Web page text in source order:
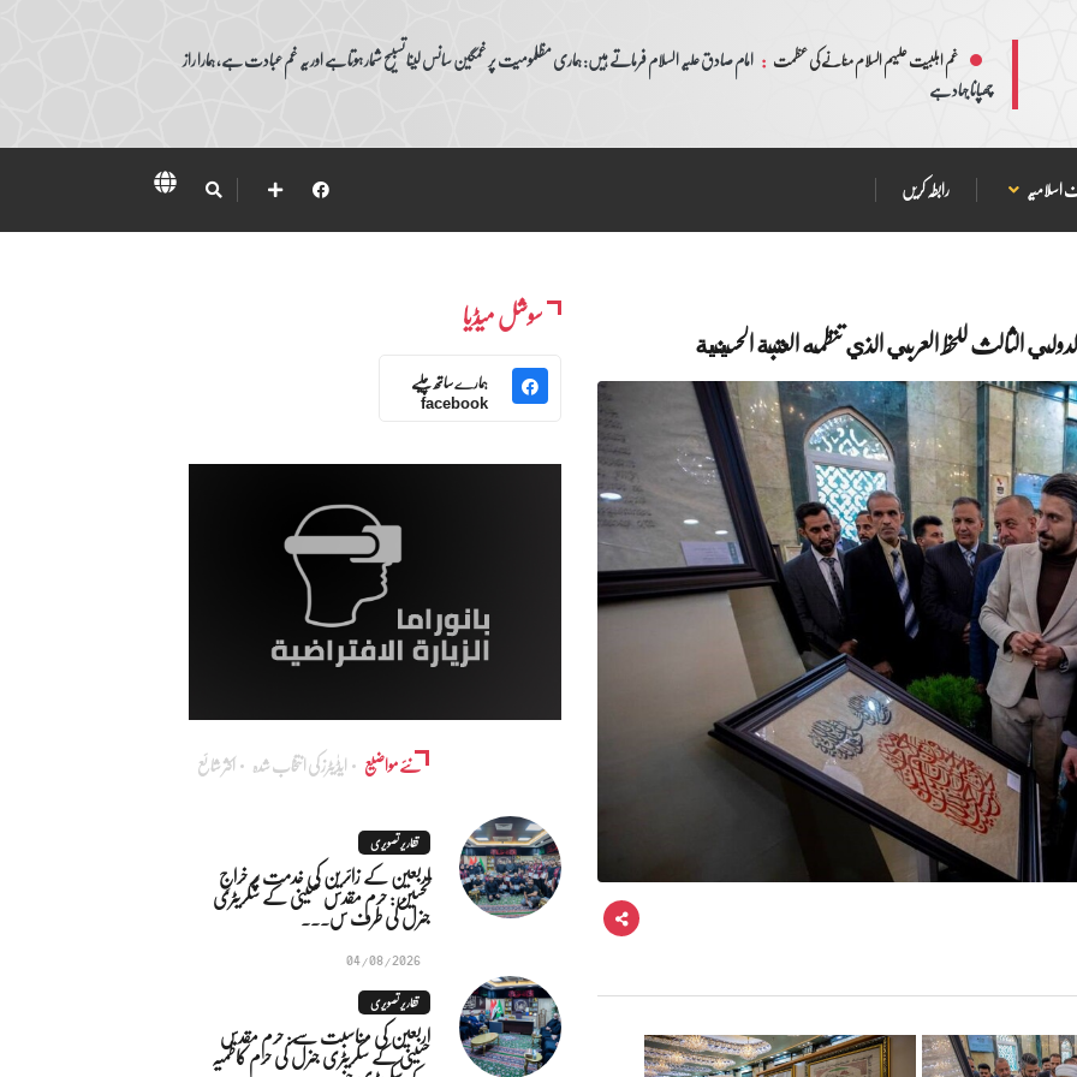
غم اہلبیت علیہم السلام منانے کی عظمت : امام صادق علیہ السلام فرماتے ہیں: ہماری مظلمومیت پر غمگین سانس لینا تسبیح شمار ہوتا ہے اور یہ غم عبادت ہے، ہمارا راز
چھپانا جہاد ہے
اسلامیہ رابطہ کریں
الثالث للخط العربي الذي تنظمه العتبة الحسينية سوشل میڈیا
ہمارے ساتھ چلیے
facebook
نئے مواضیع ایڈٰیٹرز کی انتخاب شدہ اکثر شائع
تقاریر تصویری
اربعین کے زائرین کی خدمت پر خراجِ
تحسین: حرم مقدس حسینی کے سکریٹری
جنرل کی طرف س...
04/08/2026
تقاریر تصویری
اربعین کی مناسبت سے: حرم مقدس
حسینی کے سکریٹری جنرل کی حرم کاظمیہ